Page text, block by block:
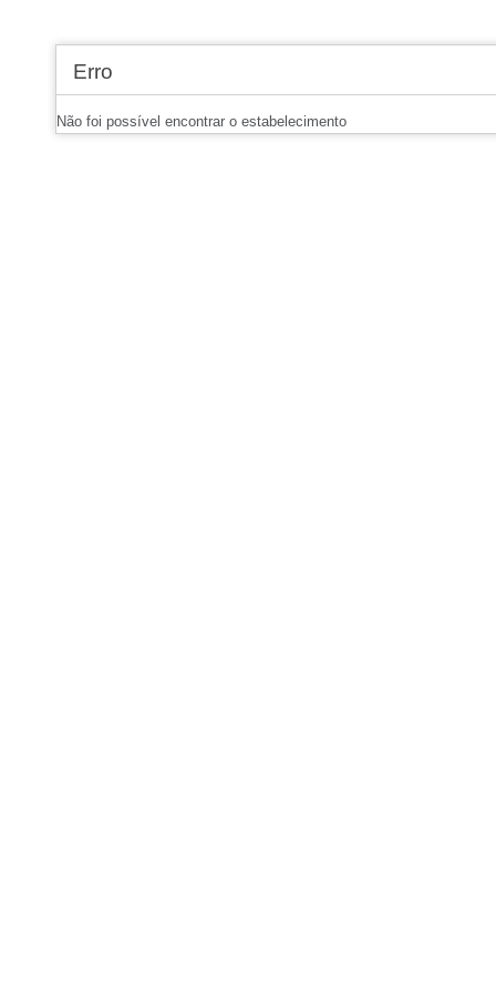
Erro
Não foi possível encontrar o estabelecimento